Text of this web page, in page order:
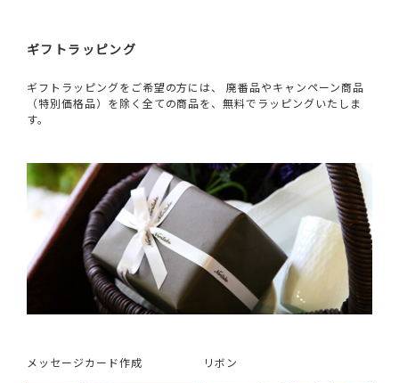
ギフトラッピング
ギフトラッピングをご希望の方には、 廃番品やキャンペーン商品
（特別価格品）を除く全ての商品を、無料でラッピングいたしま
す。
メッセージカード作成 リボン